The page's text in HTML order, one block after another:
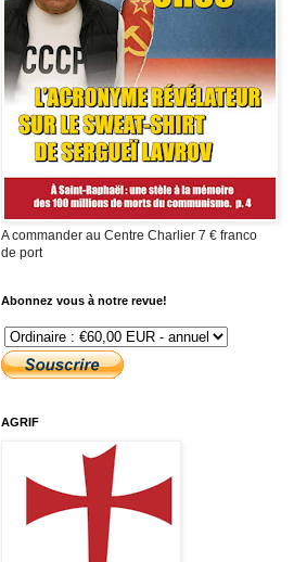
A commander au Centre Charlier 7 € franco
de port
Abonnez vous à notre revue!
AGRIF